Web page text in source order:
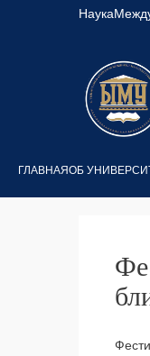
Наука
ГЛАВНАЯОБ